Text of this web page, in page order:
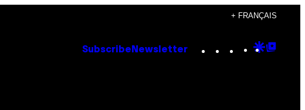
+ FRANÇAIS
Subscribe Newsletter Instagram
TikTok
YouTube
Google